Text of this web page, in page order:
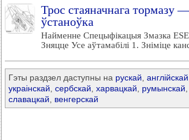
Трос стаяначнага тормазу
ўстаноўка
Найменне Спецыфікацыя Змазка
Зняцце Усе аўтамабілі 1. Зніміце
Гэты раздзел даступны на рускай англійскай
украінскай сербскай харвацкай румынскай
славацкай
венгерскай